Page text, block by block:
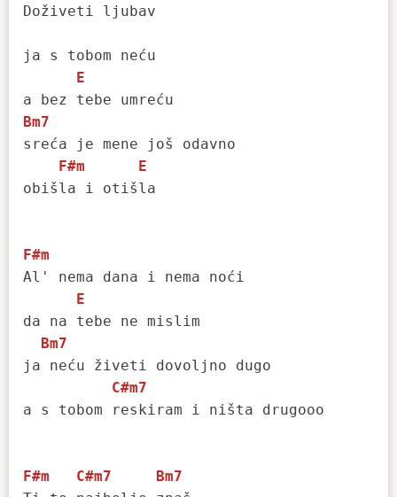
Doživeti ljubav
ja s tobom neću
E
Bm7
sreća je mene još odavno
F#m
E
obišla i otišla
F#m
Al' nema dana i nema noći
E
da na tebe ne mislim
Bm7
ja neću živeti dovoljno dugo
C#m7
a s tobom reskiram i ništa drugooo
F#m C#m7
Bm7